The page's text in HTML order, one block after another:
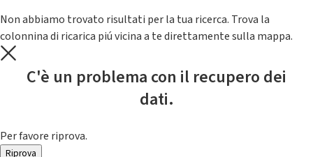
Non abbiamo trovato risultati per la tua ricerca. Trova la
colonnina di ricarica piú vicina a te direttamente sulla mappa.
C'è un problema con il recupero dei
dati.
Per favore riprova.
Riprova